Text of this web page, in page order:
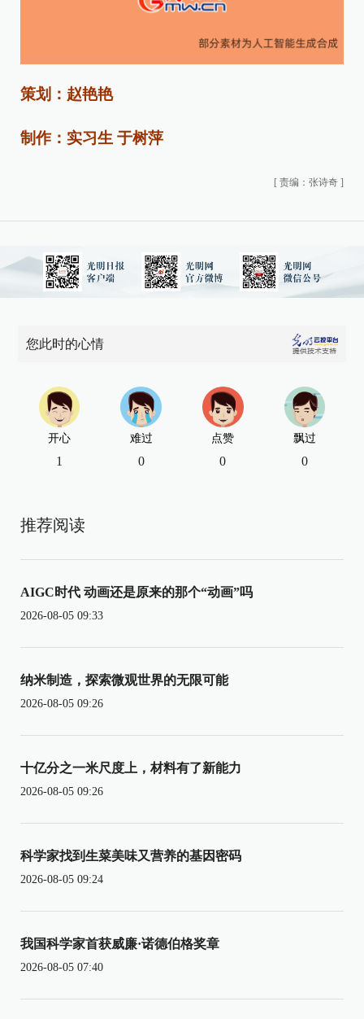
策划：赵艳艳
制作：实习生 于树萍
[ 责编：张诗奇 ]
您此时的心情
开心
1
难过
0
点赞
0
飘过
0
推荐阅读
AIGC时代 动画还是原来的那个“动画”吗
2026-08-05 09:33
纳米制造，探索微观世界的无限可能
2026-08-05 09:26
十亿分之一米尺度上，材料有了新能力
2026-08-05 09:26
科学家找到生菜美味又营养的基因密码
2026-08-05 09:24
我国科学家首获威廉·诺德伯格奖章
2026-08-05 07:40